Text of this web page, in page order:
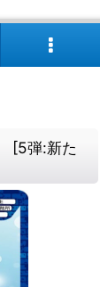
[5弾:新た